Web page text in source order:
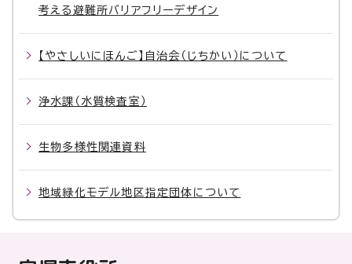
考える避難所バリアフリーデザイン
【やさしいにほんご】自治会（じちかい）について
浄水課（水質検査室）
生物多様性関連資料
地域緑化モデル地区指定団体について